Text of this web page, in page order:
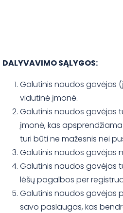
DALYVAVIMO SĄLYGOS:
Galutinis naudos gavėjas
vidutinė įmonė.
Galutinis naudos gavėjas
įmonė, kas
turi būti ne mažesnis nei
Galutinis naudos gavėjas
Galutinis naudos gavėjas
lėšų pagalbos per
Galutinis naudos gavėjas
savo paslaugas, kas